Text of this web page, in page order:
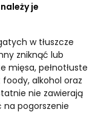
je
w tłuszcze
zniknąć lub
mięsa, pełnotłuste
alkohol oraz
nie zawierają
na pogorszenie